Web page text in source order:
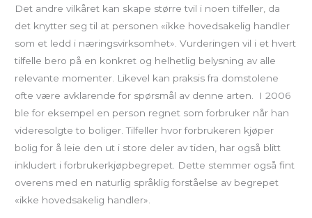
Det andre vilkåret kan skape større tvil i noen tilfeller, da
det knytter seg til at personen «ikke hovedsakelig handler
som et ledd i næringsvirksomhet». Vurderingen vil i et hvert
tilfelle bero på en konkret og helhetlig belysning av alle
relevante momenter. Likevel kan praksis fra domstolene
ofte være avklarende for spørsmål av denne arten. I 2006
ble for eksempel en person regnet som forbruker når han
videresolgte to boliger. Tilfeller hvor forbrukeren kjøper
bolig for å leie den ut i store deler av tiden, har også blitt
inkludert i forbrukerkjøpbegrepet. Dette stemmer også fint
overens med en naturlig språklig forståelse av begrepet
«ikke hovedsakelig handler».